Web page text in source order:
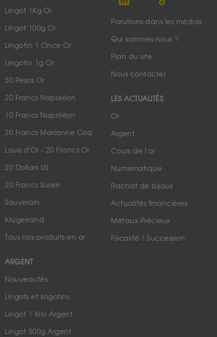
Lingot 1Kg Or
Lingot 100g Or
Lingotin 1 Once Or
Lingotin 1g Or
50 Pesos Or
20 Francs Napoléon
10 Francs Napoléon
20 Francs Marianne Coq
Louis d'Or - 20 Francs Or
20 Dollars US
20 Francs Suisse
Souverain
Krugerrand
Tous nos produits en or
ARGENT
Nouveautés
Lingots et lingotins
Lingot 1 Kilo Argent
Lingot 500g Argent
Parutions dans les médias
Qui sommes-nous ?
Plan du site
Nous contacter
LES ACTUALITÉS
Or
Argent
Cours de l'or
Numismatique
Rachat de bijoux
Actualités financières
Métaux Précieux
Fiscalité / Succession